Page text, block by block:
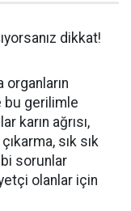
dikkat!
bu gerilimle
karın ağrısı,
sık sık
sorunlar
olanlar için